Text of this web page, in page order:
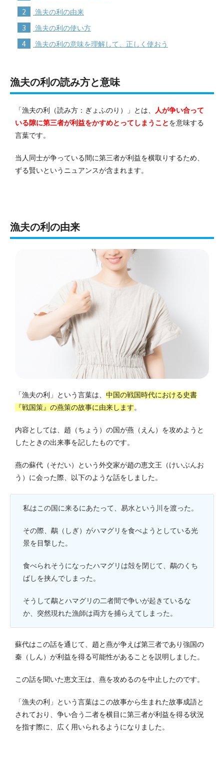
2 漁夫の利の由来
3 漁夫の利の使い方
4 漁夫の利の意味を理解して、正しく使おう
漁夫の利の読み方と意味
「漁夫の利（読み方：ぎょふのり）」とは、
人が争い合って
いる隙に第三者が利益をかすめとってしまうことを意味する
言葉です。
当人同士が争っている間に第三者が利益を横取りするため、
ずる賢いというニュアンスが含まれます。
漁夫の利の由来
「漁夫の利」という言葉は、 中国の戦国時代における史書
『戦国策』の燕策の故事に由来します。
内容としては、趙（ちょう）の国が燕（えん）を攻めようと
したときの出来事を記したものです。
燕の蘇代（そだい）という外交家が趙の恵文王（けいぶんお
う）に会った際、以下のような話をしました。
私はこの国に来るにあたって、易水という川を渡った。
その際、鷸（しぎ）がハマグリを食べようとしている光
景を目撃した。
食べられそうになったハマグリは殻を閉じて、鷸のくち
ばしを挟んでしまった。
そうして鷸とハマグリの二者間で争いが起きているな
か、突然現れた漁師は両方を捕らえてしまった。
蘇代はこの話を通じて、趙と燕が争えば第三者であり強国の
秦（しん）が利益を得る可能性があることを説明しました。
この話を聞いた恵文王は、燕を攻めるのを中止したのです。
「漁夫の利」という言葉はこの故事から生まれた故事成語と
されており、争い合う二者を横目に第三者が利益を得る状況
を指す際に、広く用いられるようになりました。